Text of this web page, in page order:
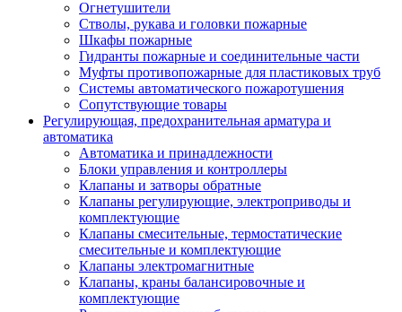
Огнетушители
Стволы, рукава и головки пожарные
Шкафы пожарные
Гидранты пожарные и соединительные части
Муфты противопожарные для пластиковых труб
Системы автоматического пожаротушения
Сопутствующие товары
Регулирующая, предохранительная арматура и
автоматика
Автоматика и принадлежности
Блоки управления и контроллеры
Клапаны и затворы обратные
Клапаны регулирующие, электроприводы и
комплектующие
Клапаны смесительные, термостатические
смесительные и комплектующие
Клапаны электромагнитные
Клапаны, краны балансировочные и
комплектующие